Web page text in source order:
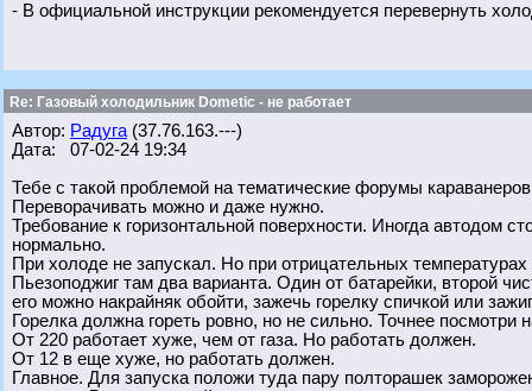
- В официальной инструкции рекомендуется перевернуть
Re: Газовый холодильник Dometic - не работает
Автор: Радуга (37.76.163.---)
Дата: 07-02-24 19:34
Тебе с такой проблемой на тематические форумы
Переворачивать можно и даже нужно.
Требование к горизонтальной поверхности. Иногда автодом
нормально.
При холоде не запускал. Но при отрицательных
Пьезоподжиг там два варианта. Один от батарейки, второй
его можно накрайняк обойти, зажечь горелку спичкой или
Горелка должна гореть ровно, но не сильно. Точнее посмотри
От 220 работает хуже, чем от газа. Но работать должен.
От 12 в еще хуже, но работать должен.
Главное. Для запуска положи туда пару полторашек